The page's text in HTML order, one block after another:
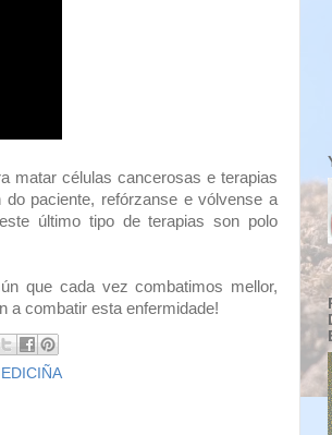
matar células cancerosas e terapias
paciente, refórzanse e vólvense a
último tipo de terapias son polo
que cada vez combatimos mellor,
a combatir esta enfermidade!